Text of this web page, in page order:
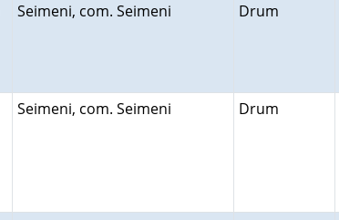
Seimeni, com. Seimeni Drum
Seimeni, com. Seimeni Drum